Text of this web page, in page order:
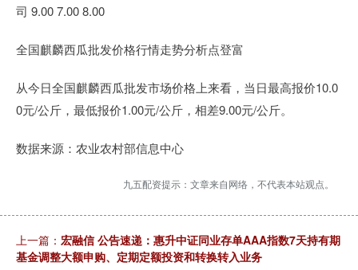
司 9.00 7.00 8.00
全国麒麟西瓜批发价格行情走势分析点登富
从今日全国麒麟西瓜批发市场价格上来看，当日最高报价10.0
0元/公斤，最低报价1.00元/公斤，相差9.00元/公斤。
数据来源：农业农村部信息中心
九五配资提示：文章来自网络，不代表本站观点。
上一篇： 宏融信 公告速递：惠升中证同业存单AAA指数7天持有期
基金调整大额申购、定期定额投资和转换转入业务